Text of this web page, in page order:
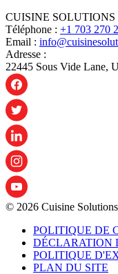
CUISINE SOLUTIONS
Téléphone : +1 703 270
Email :
Adresse :
22445 Sous Vide Lane,
© 2026 Cuisine
POLITIQUE DE
DÉCLARATION
POLITIQUE
PLAN DU SITE